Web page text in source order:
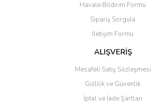
Ürün açıklamasında eksik bilgiler bulunuyor.
Ürün bilgilerinde hatalar bulunuyor.
Ürün fiyatı diğer sitelerden daha pahalı.
Bu ürüne benzer farklı alternatifler olmalı.
Havale Bildirim Formu
Sipariş Sorgula
İletişim Formu
ALIŞVERİŞ
Mesafeli Satış Sözleşmesi
Gizlilik ve Güvenlik
İptal ve İade Şartları